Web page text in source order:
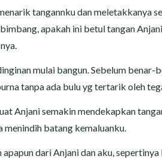
tangannku dan meletakkanya
apakah ini betul tangan
mulai bangun. Sebelum
tanpa ada bulu yg tertarik oleh
Anjani semakin mendekapkan
menindih batang kemaluanku.
dari Anjani dan aku,